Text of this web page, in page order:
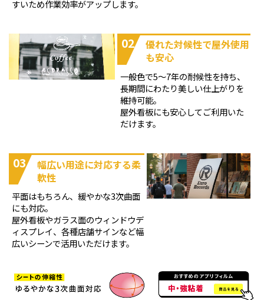
すいため作業効率がアップします。
02
優れた対候性で屋外使用
も安心
一般色で5～7年の耐候性を持ち、
長期間にわたり美しい仕上がりを
維持可能。
屋外看板にも安心してご利用いた
だけます。
03
幅広い用途に対応する柔
軟性
平面はもちろん、緩やかな3次曲面
にも対応。
屋外看板やガラス面のウィンドウデ
ィスプレイ、各種店舗サインなど幅
広いシーンで活用いただけます。